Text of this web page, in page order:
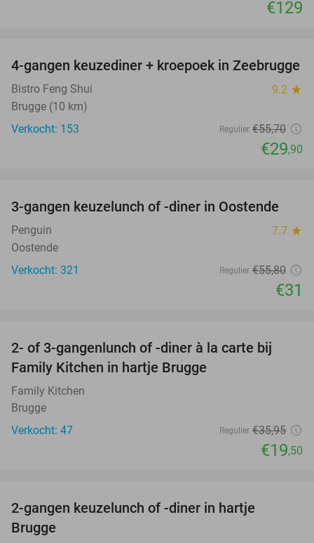
€129
46%
4-gangen keuzediner + kroepoek in Zeebrugge
Bistro Feng Shui 9.2 star
Brugge (10 km)
Verkocht: 153
Regulier €55,70
€29,90
44%
3-gangen keuzelunch of -diner in Oostende
Penguin 7.7 star
Oostende
Verkocht: 321
Regulier €55,80
€31
46%
2- of 3-gangenlunch of -diner à la carte bij
Family Kitchen in hartje Brugge
Family Kitchen
Brugge
Verkocht: 47
Regulier €35,95
€19,50
2-gangen keuzelunch of -diner in hartje
Brugge